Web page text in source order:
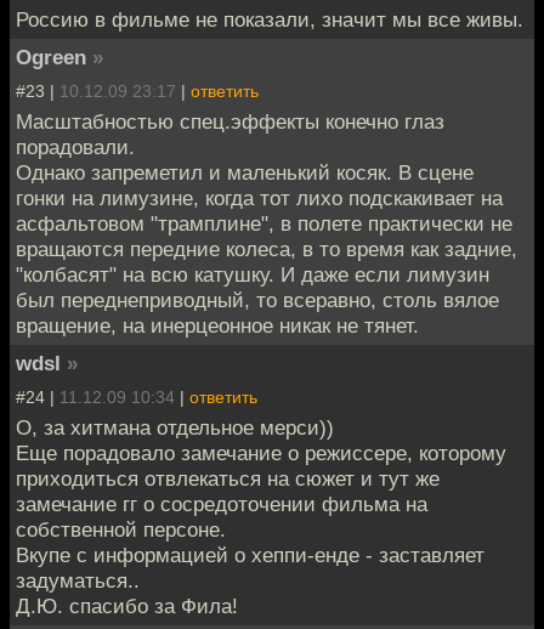
Россию в фильме не показали, значит мы все живы.
Ogreen »
#23 | 10.12.09 23:17 | ответить
Масштабностью спец.эффекты конечно глаз
порадовали.
Однако запреметил и маленький косяк. В сцене
гонки на лимузине, когда тот лихо подскакивает на
асфальтовом "трамплине", в полете практически не
вращаются передние колеса, в то время как задние,
"колбасят" на всю катушку. И даже если лимузин
был переднеприводный, то всеравно, столь вялое
вращение, на инерцеонное никак не тянет.
wdsl »
#24 | 11.12.09 10:34 | ответить
О, за хитмана отдельное мерси))
Еще порадовало замечание о режиссере, которому
приходиться отвлекаться на сюжет и тут же
замечание гг о сосредоточении фильма на
собственной персоне.
Вкупе с информацией о хеппи-енде - заставляет
задуматься..
Д.Ю. спасибо за Фила!